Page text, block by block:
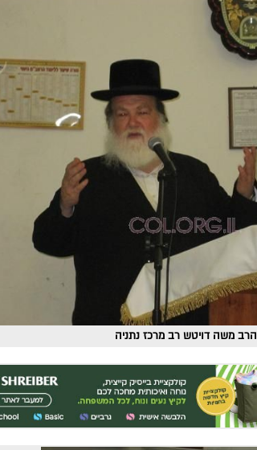
הרב משה דויטש רב מרכז נתניה